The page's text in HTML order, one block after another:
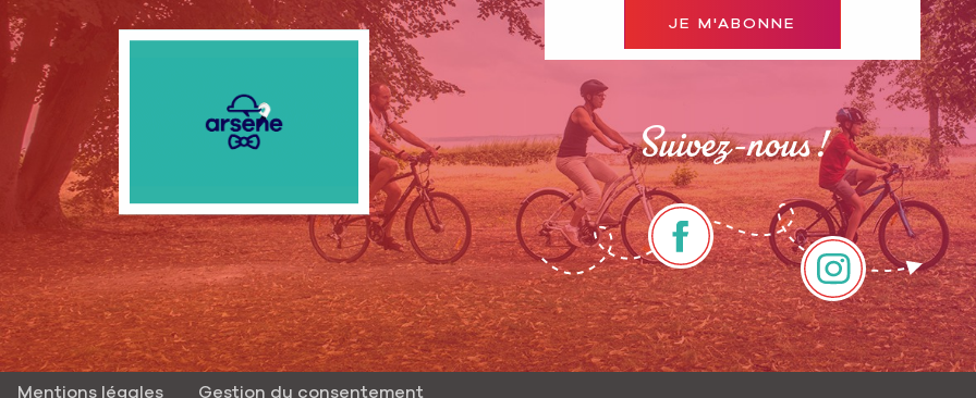
JE M'ABONNE
Suivez-nous !
Mentions légales Gestion du consentement